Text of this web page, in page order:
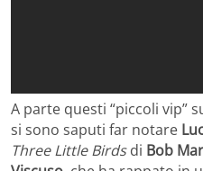
A parte questi “piccoli vip”
si sono saputi far notare
Three Little Birdsdi Bob